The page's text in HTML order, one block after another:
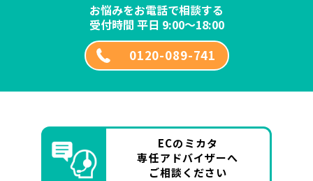
お悩みをお電話で相談する
受付時間 平日 9:00～18:00
0120-089-741
ECのミカタ
専任アドバイザーへ
ご相談ください